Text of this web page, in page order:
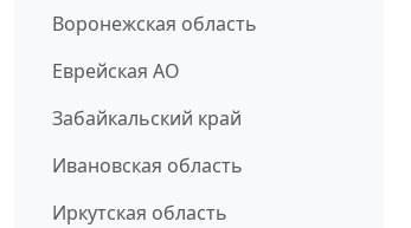
Воронежская область
Еврейская АО
Забайкальский край
Ивановская область
Иркутская область